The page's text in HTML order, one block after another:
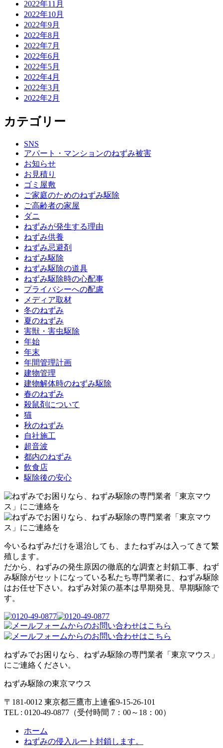
2022年11月
2022年10月
2022年9月
2022年8月
2022年7月
2022年6月
2022年5月
2022年4月
2022年3月
2022年2月
カテゴリー
SNS
アパート・マンションのねずみ被害
お知らせ
お見積り
ゴミ屋敷
ご家庭のためのねずみ駆除
ご高齢者の家屋
ダニ
ねずみが発生する理由
ねずみ供養
ねずみ忌避剤
ねずみ駆除
ねずみ駆除の道具
ねずみ駆除時の心配事
プライバシーへの配慮
メディア取材
冬のねずみ
夏のねずみ
害獣・害虫駆除
年始
年末
年間管理計画
建物管理
建物解体時のねずみ駆除
春のねずみ
殺鼠剤について
猫
秋のねずみ
自社施工
超音波
都内のねずみ
飲食店
駆除後の安心
今いるねずみだけを退治しても、またねずみは入ってきて繁
殖します。
だから、ねずみの発生原因の徹底的な調査と封鎖工事、ねず
み駆除がセットになっている私たち専門業者に、ねずみ駆除
はお任せ下さい。ねずみ対策の基本は早期発見、早期駆除で
す。
ねずみでお困りなら、ねずみ駆除の専門業者「東京マウス」
にご連絡ください。
ねずみ駆除の東京マウス
〒181-0012 東京都三鷹市上連雀9-15-26-101
TEL : 0120-49-0877（受付時間 7：00～18：00）
ホーム
ねずみの侵入ルート封鎖します。